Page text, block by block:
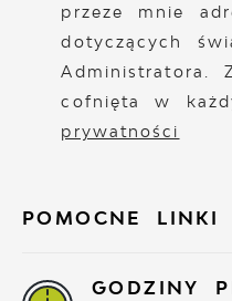
POMOCNE LINKI
przeze mnie
dotyczących
Administratora.
cofnięta w
prywatności
GODZINY